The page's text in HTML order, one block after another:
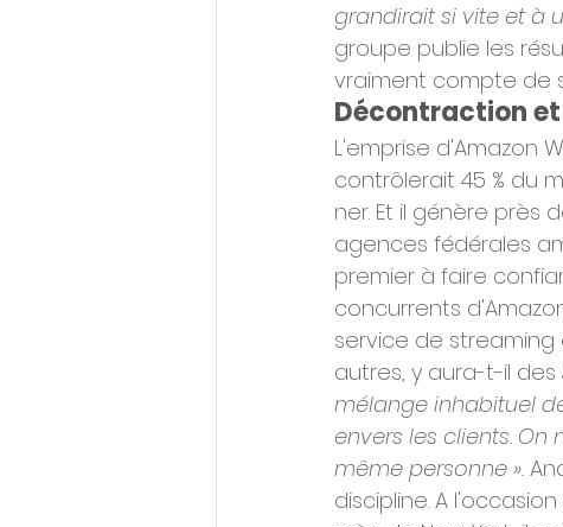
grandirait si vite et à
groupe publie les
vraiment compte de
Décontraction
L'emprise d'Amazon
contrôlerait 45 % du
ner. Et il génère près
agences fédérales
premier à faire
concurrents
service de streaming
autres, y aura-t-il des
mélange inhabituel
envers les clients.
même personne ».
discipline. A